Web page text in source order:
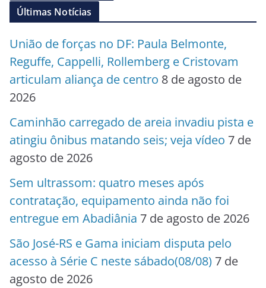
Últimas Notícias
União de forças no DF: Paula Belmonte,
Reguffe, Cappelli, Rollemberg e Cristovam
articulam aliança de centro 8 de agosto de
2026
Caminhão carregado de areia invadiu pista e
atingiu ônibus matando seis; veja vídeo 7 de
agosto de 2026
Sem ultrassom: quatro meses após
contratação, equipamento ainda não foi
entregue em Abadiânia 7 de agosto de 2026
São José-RS e Gama iniciam disputa pelo
acesso à Série C neste sábado(08/08) 7 de
agosto de 2026